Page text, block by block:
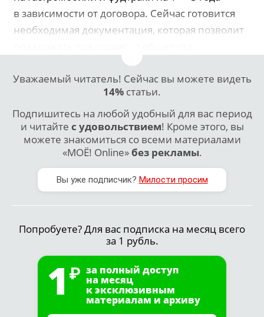
в зависимости от договора. Сейчас готовится
необходимая документация, которая позволит
Уважаемый читатель! Сейчас вы можете видеть
14% статьи.
Подпишитесь на любой удобный для вас период
и читайте с удовольствием! Кроме этого, вы
можете знакомиться со всеми материалами
«МОЁ! Online»без рекламы.
Вы уже подписчик? Милости просим
Попробуете? Для вас подписка на месяц всего
за 1 рубль.
1 за полный доступ
на месяц
к эксклюзивным
материалам и архиву